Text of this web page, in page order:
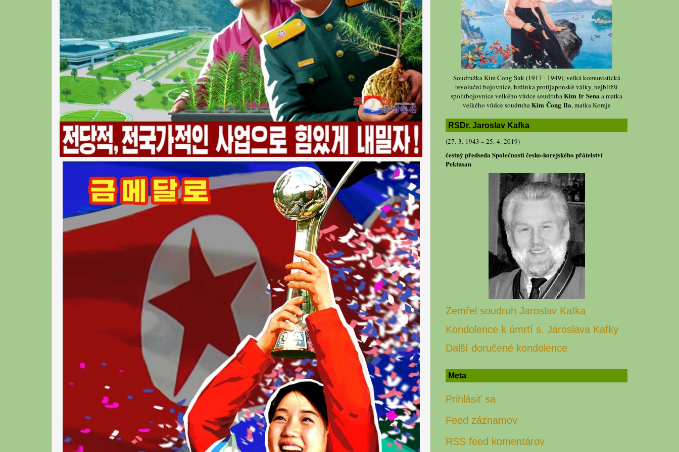
Soudružka Kim Čong Suk (1917 - 1949), velká komunistická
revoluční bojovnice, hrdinka protijaponské války, nejbližší
spolubojovnice velkého vůdce soudruhaKim Ir Sena a matka
velkého vůdce soudruhaKim Čong Ila, matka Koreje
RSDr. Jaroslav Kafka
(27. 3. 1943 – 25. 4. 2019)
čestný předseda Společnosti česko-korejského přátelství
Pektusan
Zemřel soudruh Jaroslav Kafka
Kondolence k úmrtí s. Jaroslava Kafky
Další doručené kondolence
Meta
Prihlásiť sa
Feed záznamov
RSS feed komentárov